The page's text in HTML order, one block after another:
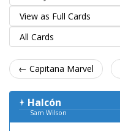
← Capitana Marvel
Halcón
Sam Wilson